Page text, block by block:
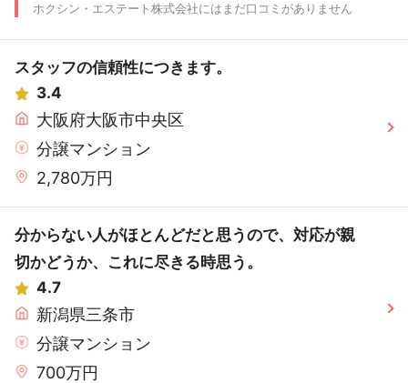
ホクシン・エステート株式会社にはまだ口コミがありません
スタッフの信頼性につきます。
3.4
大阪府大阪市中央区
分譲マンション
2,780万円
分からない人がほとんどだと思うので、対応が親
切かどうか、これに尽きる時思う。
4.7
新潟県三条市
分譲マンション
700万円